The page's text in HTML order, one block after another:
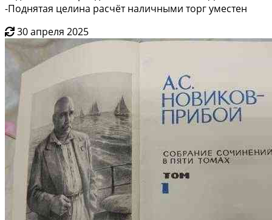
-Поднятая целина расчёт наличными торг уместен
30 апреля 2025